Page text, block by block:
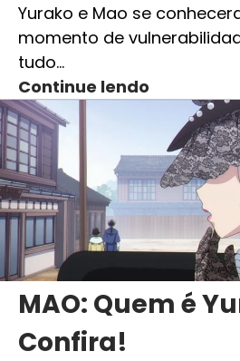
Yurako e Mao se
momento de
tudo…
Continue lendo
MAO: Quem é
Confira!